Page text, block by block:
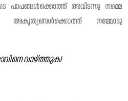
പാപങ്ങൾക്കൊത്ത് അവിടന്നു നമ്മെ
അകൃത്യങ്ങൾക്കൊത്ത് നമ്മോടു
വാഴ്ത്തുക!